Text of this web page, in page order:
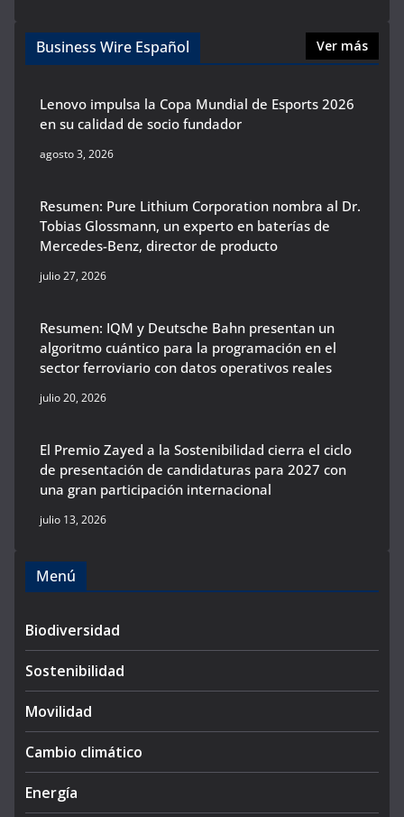
Business Wire Español Ver más
Lenovo impulsa la Copa Mundial de Esports 2026
en su calidad de socio fundador
agosto 3, 2026
Resumen: Pure Lithium Corporation nombra al Dr.
Tobias Glossmann, un experto en baterías de
Mercedes-Benz, director de producto
julio 27, 2026
Resumen: IQM y Deutsche Bahn presentan un
algoritmo cuántico para la programación en el
sector ferroviario con datos operativos reales
julio 20, 2026
El Premio Zayed a la Sostenibilidad cierra el ciclo
de presentación de candidaturas para 2027 con
una gran participación internacional
julio 13, 2026
Menú
Biodiversidad
Sostenibilidad
Movilidad
Cambio climático
Energía